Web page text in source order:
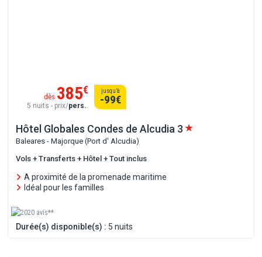
Hôtel Globales Condes de Alcudia 3
Baleares - Majorque (Port d' Alcudia)
Vols + Transferts + Hôtel + Tout inclus
A proximité de la promenade maritime
Idéal pour les familles
2020 avis**
Durée(s) disponible(s) : 5 nuits
dès 385€
5 nuits - prix/pers..
jusqu’à
-99€